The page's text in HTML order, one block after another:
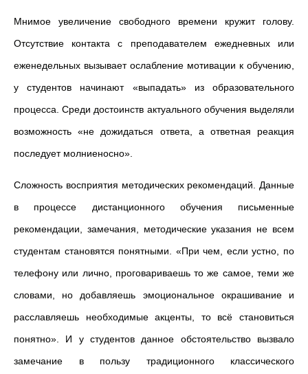
Мнимое увеличение свободного времени кружит голову.
Отсутствие контакта с преподавателем ежедневных или
еженедельных вызывает ослабление мотивации к обучению,
у студентов начинают «выпадать» из образовательного
процесса. Среди достоинств актуального обучения выделяли
возможность «не дожидаться ответа, а ответная реакция
последует молниеносно».
Сложность восприятия методических рекомендаций. Данные
в процессе дистанционного обучения письменные
рекомендации, замечания, методические указания не всем
студентам становятся понятными. «При чем, если устно, по
телефону или лично, проговариваешь то же самое, теми же
словами, но добавляешь эмоциональное окрашивание и
расславляешь необходимые акценты, то всё становиться
понятно». И у студентов данное обстоятельство вызвало
замечание в пользу традиционного классического